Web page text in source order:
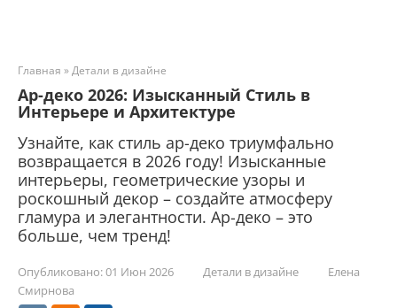
Главная »Детали в дизайне
Ар-деко 2026: Изысканный Стиль в
Интерьере и Архитектуре
Узнайте, как стиль ар-деко триумфально
возвращается в 2026 году! Изысканные
интерьеры, геометрические узоры и
роскошный декор – создайте атмосферу
гламура и элегантности. Ар-деко – это
больше, чем тренд!
Опубликовано:01 Июн 2026 Детали в дизайне
Елена
Смирнова